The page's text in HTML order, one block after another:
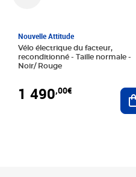
Nouvelle Attitude
Vélo électrique du facteur,
reconditionné - Taille normale -
Noir/ Rouge
1 490,00€